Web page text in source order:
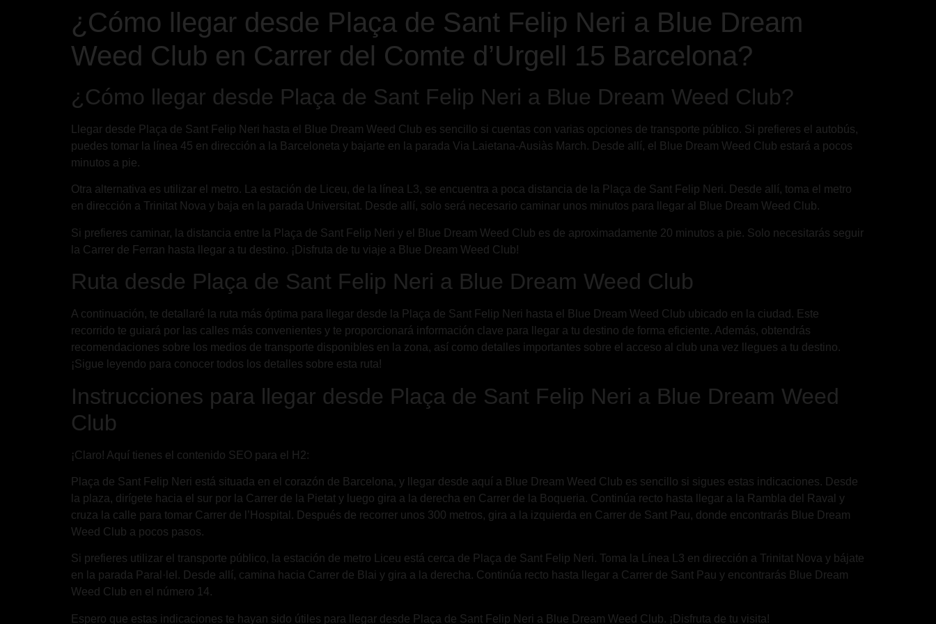
¿Cómo llegar desde Plaça de Sant Felip Neri a Blue Dream
Weed Club en Carrer del Comte d’Urgell 15 Barcelona?
¿Cómo llegar desde Plaça de Sant Felip Neri a Blue Dream Weed Club?
Llegar desde Plaça de Sant Felip Neri hasta el Blue Dream Weed Club es sencillo si cuentas con varias opciones de transporte público. Si prefieres el autobús,
puedes tomar la línea 45 en dirección a la Barceloneta y bajarte en la parada Via Laietana-Ausiàs March. Desde allí, el Blue Dream Weed Club estará a pocos
minutos a pie.
Otra alternativa es utilizar el metro. La estación de Liceu, de la línea L3, se encuentra a poca distancia de la Plaça de Sant Felip Neri. Desde allí, toma el metro
en dirección a Trinitat Nova y baja en la parada Universitat. Desde allí, solo será necesario caminar unos minutos para llegar al Blue Dream Weed Club.
Si prefieres caminar, la distancia entre la Plaça de Sant Felip Neri y el Blue Dream Weed Club es de aproximadamente 20 minutos a pie. Solo necesitarás seguir
la Carrer de Ferran hasta llegar a tu destino. ¡Disfruta de tu viaje a Blue Dream Weed Club!
Ruta desde Plaça de Sant Felip Neri a Blue Dream Weed Club
A continuación, te detallaré la ruta más óptima para llegar desde la Plaça de Sant Felip Neri hasta el Blue Dream Weed Club ubicado en la ciudad. Este
recorrido te guiará por las calles más convenientes y te proporcionará información clave para llegar a tu destino de forma eficiente. Además, obtendrás
recomendaciones sobre los medios de transporte disponibles en la zona, así como detalles importantes sobre el acceso al club una vez llegues a tu destino.
¡Sigue leyendo para conocer todos los detalles sobre esta ruta!
Instrucciones para llegar desde Plaça de Sant Felip Neri a Blue Dream Weed
Club
¡Claro! Aquí tienes el contenido SEO para el H2:
Plaça de Sant Felip Neri está situada en el corazón de Barcelona, y llegar desde aquí a Blue Dream Weed Club es sencillo si sigues estas indicaciones. Desde
la plaza, dirígete hacia el sur por la Carrer de la Pietat y luego gira a la derecha en Carrer de la Boqueria. Continúa recto hasta llegar a la Rambla del Raval y
cruza la calle para tomar Carrer de l’Hospital. Después de recorrer unos 300 metros, gira a la izquierda en Carrer de Sant Pau, donde encontrarás Blue Dream
Weed Club a pocos pasos.
Si prefieres utilizar el transporte público, la estación de metro Liceu está cerca de Plaça de Sant Felip Neri. Toma la Línea L3 en dirección a Trinitat Nova y bájate
en la parada Paral·lel. Desde allí, camina hacia Carrer de Blai y gira a la derecha. Continúa recto hasta llegar a Carrer de Sant Pau y encontrarás Blue Dream
Weed Club en el número 14.
Espero que estas indicaciones te hayan sido útiles para llegar desde Plaça de Sant Felip Neri a Blue Dream Weed Club. ¡Disfruta de tu visita!